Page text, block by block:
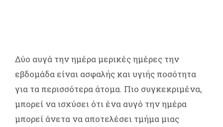
Δύο αυγά την ημέρα μερικές ημέρες την
εβδομάδα είναι ασφαλής και υγιής ποσότητα
για τα περισσότερα άτομα. Πιο συγκεκριμένα,
μπορεί να ισχύσει ότι ένα αυγό την ημέρα
μπορεί άνετα να αποτελέσει τμήμα μιας